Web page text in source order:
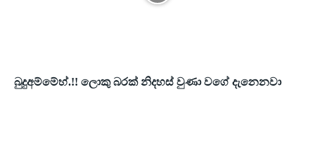
බුදුඅම්මේහ්.!! ලොකු බරක් නිදහස් වුණා වගේ දැනෙනවා